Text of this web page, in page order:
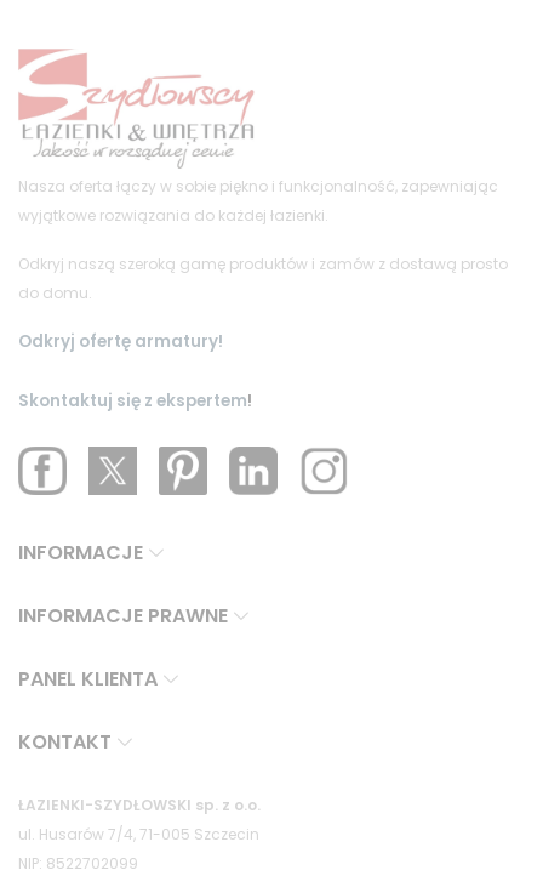
Nasza oferta łączy w sobie piękno i funkcjonalność, zapewniając
wyjątkowe rozwiązania do każdej łazienki.
Odkryj naszą szeroką gamę produktów i zamów z dostawą prosto
do domu.
Odkryj ofertę armatury!
Skontaktuj się z ekspertem!
INFORMACJE
INFORMACJE PRAWNE
PANEL KLIENTA
KONTAKT
ŁAZIENKI-SZYDŁOWSKI sp. z o.o.
ul. Husarów 7/4, 71-005 Szczecin
NIP: 8522702099